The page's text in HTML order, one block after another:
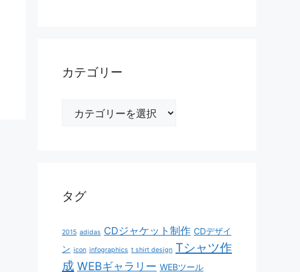
カテゴリー
タグ
2015 adidas CDジャケット制作 CDデザイ
ン icon infographics t shirt design Tシャツ作
成 WEBギャラリー WEBツール